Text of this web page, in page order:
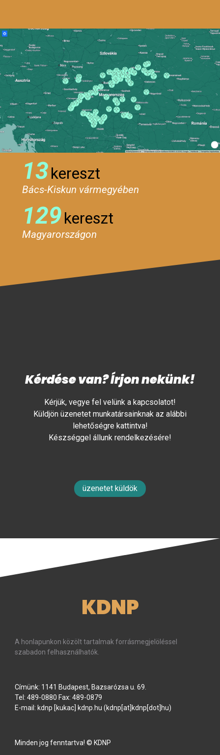
13kereszt
Bács-Kiskun vármegyében
129kereszt
Magyarországon
Kérdése van? Írjon nekünk!
Kérjük, vegye fel velünk a kapcsolatot!
Küldjön üzenetet munkatársainknak az alábbi
lehetőségre kattintva!
Készséggel állunk rendelkezésére!
üzenetet küldök
KDNP
A honlapunkon közölt tartalmak forrásmegjelöléssel
szabadon felhasználhatók.
Címünk: 1141 Budapest, Bazsarózsa u. 69.
Tel: 489-0880 Fax: 489-0879
E-mail: kdnp [kukac] kdnp hu (kdnp[at]kdnp[dot]hu)
Minden jog fenntartva! © KDNP